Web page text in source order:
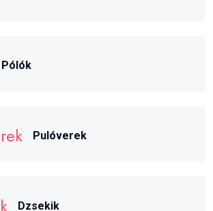
Pólók
Pulóverek
Dzsekik